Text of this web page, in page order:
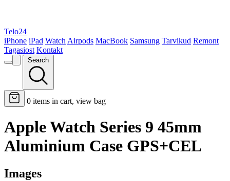
Telo24
iPhone iPad Watch Airpods MacBook Samsung Tarvikud Remont
Tagasiost Kontakt
Search
0 items in cart, view bag
Apple Watch Series 9 45mm
Aluminium Case GPS+CEL
Images